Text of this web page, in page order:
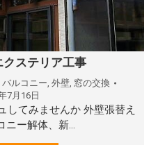
ステリア工事
バルコニー 外壁, 窓の交換
7月16日
してみませんか 外壁張替え
ー解体、新…